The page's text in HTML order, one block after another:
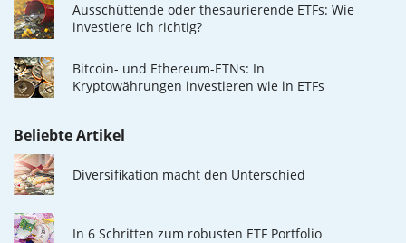
Ausschüttende oder thesaurierende ETFs: Wie
investiere ich richtig?
Bitcoin- und Ethereum-ETNs: In
Kryptowährungen investieren wie in ETFs
Beliebte Artikel
Diversifikation macht den Unterschied
In 6 Schritten zum robusten ETF Portfolio